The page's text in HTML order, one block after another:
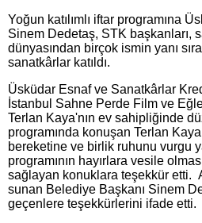
Yoğun katılımlı iftar programına
Sinem Dedetaş, STK başkanları,
dünyasından birçok ismin yanı
sanatkârlar katıldı.
Üsküdar Esnaf ve Sanatkârlar
İstanbul Sahne Perde Film ve
Terlan Kaya'nın ev sahipliğinde
programında konuşan Terlan
bereketine ve birlik ruhunu vurgu
programının hayırlara vesile
sağlayan konuklara teşekkür etti.
sunan Belediye Başkanı Sinem
geçenlere teşekkürlerini ifade etti.